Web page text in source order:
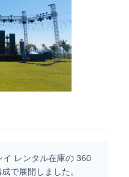
レンタル在庫の 360
で展開しました。